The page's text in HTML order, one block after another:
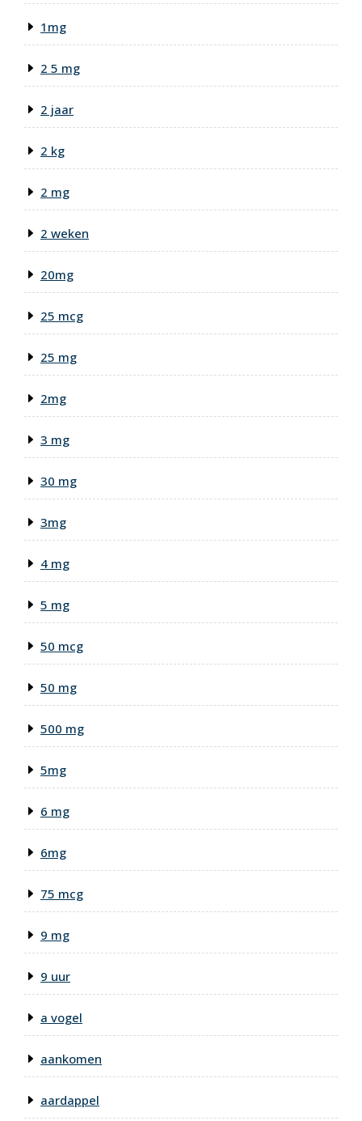
1mg
2 5 mg
2 jaar
2 kg
2 mg
2 weken
20mg
25 mcg
25 mg
2mg
3 mg
30 mg
3mg
4 mg
5 mg
50 mcg
50 mg
500 mg
5mg
6 mg
6mg
75 mcg
9 mg
9 uur
a vogel
aankomen
aardappel